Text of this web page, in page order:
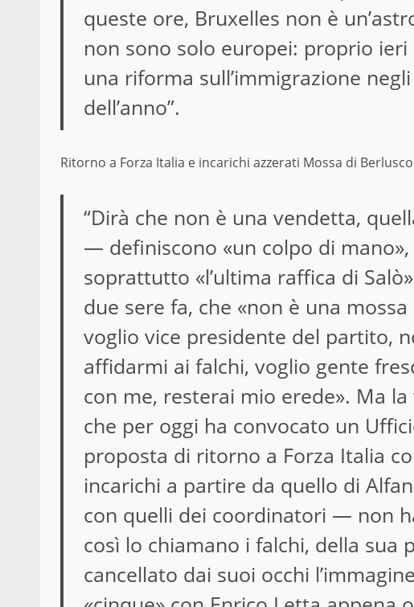
queste ore, Bruxelles non è
non sono solo europei: proprio
una riforma sull’immigrazione
dell’anno”.
Ritorno a Forza Italia e incarichi azzerati Mossa di
“Dirà che non è una vendetta,
— definiscono «un colpo di mano»,
soprattutto «l’ultima raffica di
due sere fa, che «non è una
voglio vice presidente del partito,
affidarmi ai falchi, voglio gente
con me, resterai mio erede». Ma
che per oggi ha convocato un
proposta di ritorno a Forza Italia
incarichi a partire da quello di
con quelli dei coordinatori — non
così lo chiamano i falchi, della sua
cancellato dai suoi occhi